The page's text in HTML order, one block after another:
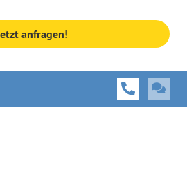
anfragen!